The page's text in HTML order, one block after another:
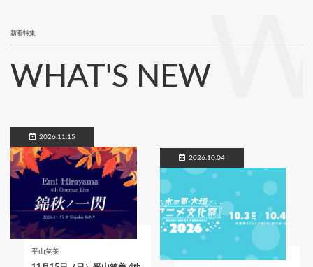
新着特集
WHAT'S NEW
2026.11.15
平山笑美
2026.10.04